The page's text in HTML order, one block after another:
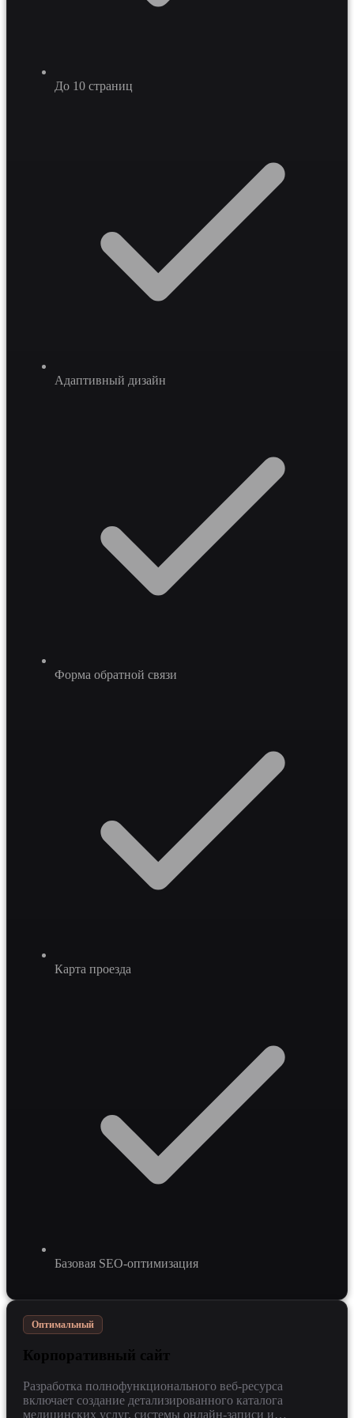
До 10 страниц
Адаптивный дизайн
Форма обратной связи
Карта проезда
Базовая SEO-оптимизация
Оптимальный
Корпоративный сайт
Разработка полнофункционального веб-ресурса
включает создание детализированного каталога
медицинских услуг, системы онлайн-записи и